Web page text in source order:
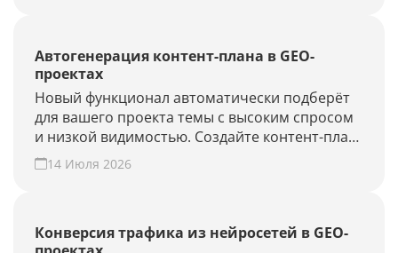
Автогенерация контент-плана в GEO-
проектах
Новый функционал автоматически подберёт
для вашего проекта темы с высоким спросом
и низкой видимостью. Создайте контент-план
за несколько минут и повысьте присутствие
вашего бренда и сайта в ответах нейросетей.
14 Июля 2026
Конверсия трафика из нейросетей в GEO-